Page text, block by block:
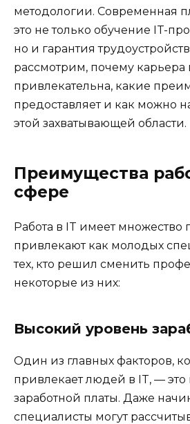
методологии. Современная
это не только обучение IT-
но и гарантия
рассмотрим, почему карьера
привлекательна, какие
предоставляет и как можно
этой захватывающей области.
Преимущества
сфере
Работа в IT имеет множество
привлекают как молодых
тех, кто решил сменить
некоторые из них:
Высокий уровень
Один из главных факторов,
привлекает людей в IT, —
заработной платы. Даже
специалисты могут